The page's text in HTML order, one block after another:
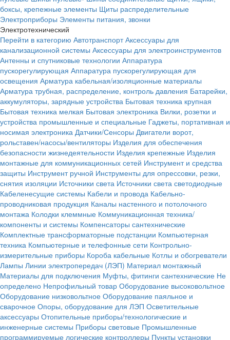
боксы, крепежные элементы Щиты распределительные
Электроприборы Элементы питания, звонки
Электротехнический
Перейти в категорию Автотранспорт Аксессуары для
канализационной системы Аксессуары для электроинструментов
Антенны и спутниковые технологии Аппаратура
пускорегулирующая Аппаратура пускорегулирующая для
освещения Арматура кабельная/изоляционные материалы
Арматура трубная, распределение, контроль давления Батарейки,
аккумуляторы, зарядные устройства Бытовая техника крупная
Бытовая техника мелкая Бытовая электроника Вилки, розетки и
устройства промышленные и специальные Гаджеты, портативная и
носимая электроника Датчики/Сенсоры Двигатели ворот,
рольставен/насосы/вентиляторы Изделия для обеспечения
безопасности жизнедеятельности Изделия крепежные Изделия
монтажные для коммуникационных сетей Инструмент и средства
защиты Инструмент ручной Инструменты для опрессовки, резки,
снятия изоляции Источники света Источники света светодиодные
Кабеленесущие системы Кабели и провода Кабельно-
проводниковая продукция Каналы настенного и потолочного
монтажа Колодки клеммные Коммуникационная техника/
компоненты и системы Компенсаторы сантехнические
Комплектные трансформаторные подстанции Компьютерная
техника Компьютерные и телефонные сети Контрольно-
измерительные приборы Короба кабельные Котлы и обогреватели
Лампы Линии электропередач (ЛЭП) Материал монтажный
Материалы для подключения Муфты, фитинги сантехнические Не
определено Непрофильный товар Оборудование высоковольтное
Оборудование низковольтное Оборудование паяльное и
сварочное Опоры, оборудование для ЛЭП Осветительные
аксессуары Отопительные приборы/технологические и
инженерные системы Приборы световые Промышленные
программируемые логические контроллеры Пункты установки